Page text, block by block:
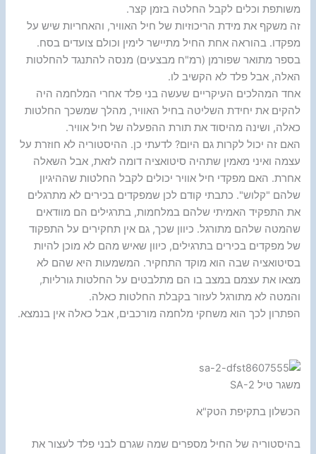
משותפת וכלים לקבל החלטה בזמן קצר.
זה משקף את מידת הריכוזיות של חיל האוויר, והאחריות שיש על
מפקדו. בהוראה אחת החיל מתיישר לימין וכולם צועדים בסח.
בספר מתואר שפורמן (רמ"ח מבצעים) מנסה להתנגד להחלטות
האלה, אבל פלד לא הקשיב לו.
אחד המהלכים העיקריים שעשה בני פלד אחרי המלחמה היה
להקים את יחידת השליטה בחיל האוויר, מהלך שמשכך החלטות
כאלה, ושינה מהיסוד את תורת ההפעלה של חיל אוויר.
האם זה יכול לקרות גם היום? לדעתי כן. ההיסטוריה לא חוזרת על
עצמה ואיני מאמין שתהיה סיטואציה דומה לזאת, אבל השאלה
אחרת. האם מפקדי חיל אוויר יכולים לקבל החלטות שההיגיון
שלהם "קלוש". כתבתי קודם לכן שמפקדים בכירים לא מתרגלים
את התפקיד האמיתי שלהם במלחמות, בתרגילים הם מוודאים
שהמטה שלהם מתורגל. כיוון שכך, גם אין תחקירים על התפקוד
של מפקדים בכירים בתרגילים, כיוון שאיש מהם לא מוכן להיות
בסיטואציה שבה הוא מוקד התחקיר. המשמעות היא שהם לא
מצאו את עצמם במצב בו הם מתלבטים על החלטות גורליות,
והמטה לא מתורגל לעזור בקבלת החלטות כאלה.
הפתרון לכך הוא משחקי מלחמה מורכבים, אבל כאלה אין בנמצא.
משגר טיל SA-2
הכשלון בתקיפת הטק"א
בהיסטוריה של החיל מספרים שמה שגרם לבני פלד לעצור את